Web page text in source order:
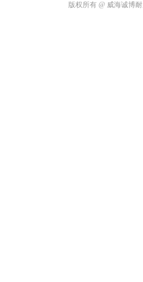
版权所有 @ 威海诚博